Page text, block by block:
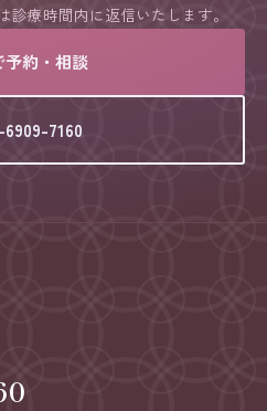
診療時間内に返信いたします。
予約・相談
6909-7160